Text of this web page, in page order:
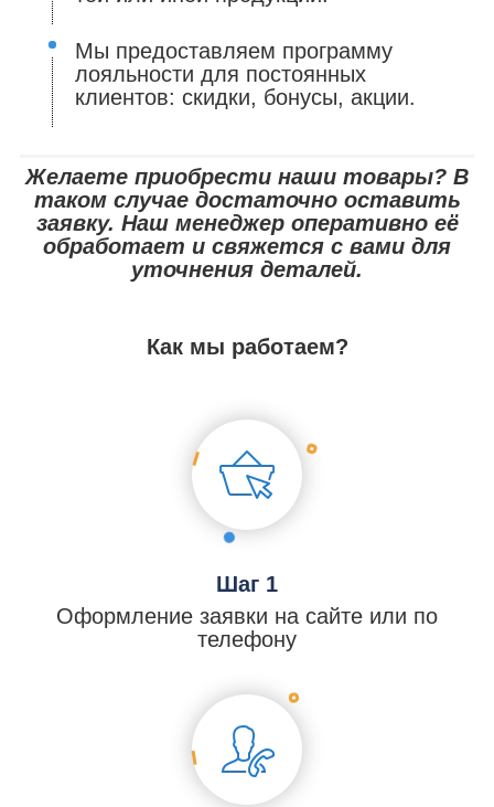
Мы предоставляем программу
лояльности для постоянных
клиентов: скидки, бонусы, акции.
Желаете приобрести наши товары? В
таком случае достаточно оставить
заявку. Наш менеджер оперативно её
обработает и свяжется с вами для
уточнения деталей.
Как мы работаем?
Шаг 1
Оформление заявки на сайте или по
телефону